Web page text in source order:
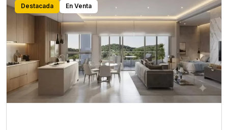
Destacada En Venta